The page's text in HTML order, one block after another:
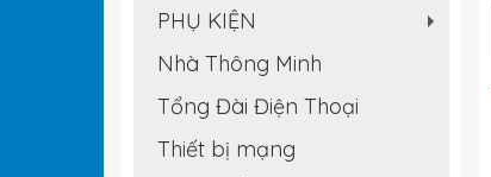
PHỤ KIỆN
Nhà Thông Minh
Tổng Đài Điện Thoại
Thiết bị mạng